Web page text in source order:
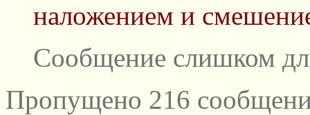
наложением и
Сообщение слишком
Пропущено 216